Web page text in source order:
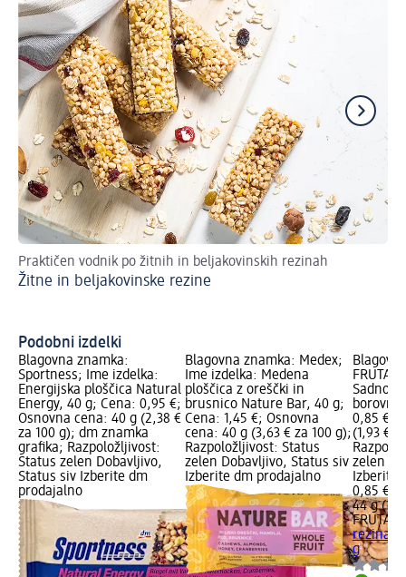
Praktičen vodnik po žitnih in beljakovinskih rezinah
Žitne in beljakovinske rezine
Podobni izdelki
Blagovna znamka:
Sportness; Ime izdelka:
Energijska ploščica Natural
Energy, 40 g; Cena: 0,95 €;
Osnovna cena: 40 g (2,38 €
za 100 g); dm znamka
grafika; Razpoložljivost:
Status zelen Dobavljivo,
Status siv Izberite dm
prodajalno
Blagovna znamka: Medex;
Ime izdelka: Medena
ploščica z oreščki in
brusnico Nature Bar, 40 g;
Cena: 1,45 €; Osnovna
cena: 40 g (3,63 € za 100 g);
Razpoložljivost: Status
zelen Dobavljivo, Status siv
Izberite dm prodajalno
Sadno
0,85 €;
(1,93 €
zelen
Izberite
0,85 €
44 g
rezina
g